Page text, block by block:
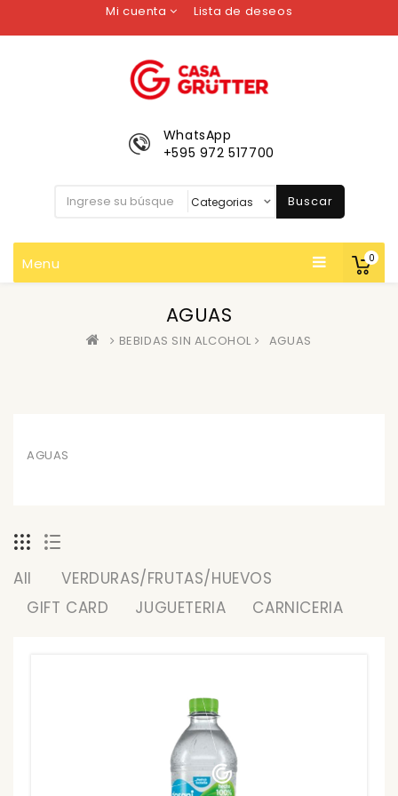
Mi cuenta Lista de deseos
0
WhatsApp
+595 972 517700
Buscar
Menu
AGUAS
BEBIDAS SIN ALCOHOL AGUAS
AGUAS
All
VERDURAS/FRUTAS/HUEVOS
GIFT CARD
JUGUETERIA CARNICERIA